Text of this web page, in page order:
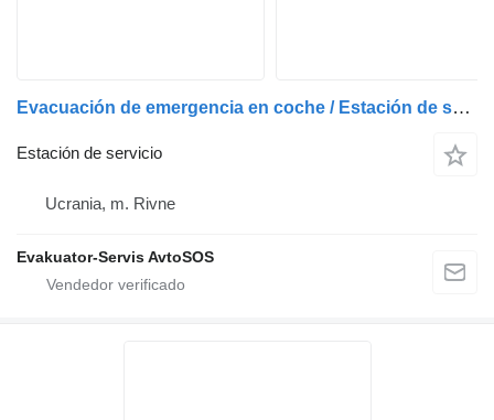
Evacuación de emergencia en coche / Estación de servicio las 24 horas
Estación de servicio
Ucrania, m. Rivne
Evakuator-Servis AvtoSOS